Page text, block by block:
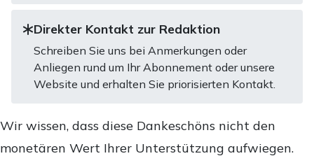
Direkter Kontakt zur Redaktion
Schreiben Sie uns bei Anmerkungen oder
Anliegen rund um Ihr Abonnement oder unsere
Website und erhalten Sie priorisierten Kontakt.
Wir wissen, dass diese Dankeschöns nicht den
monetären Wert Ihrer Unterstützung aufwiegen.